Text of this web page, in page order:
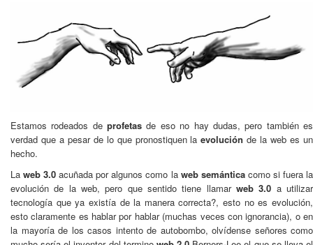
Estamos rodeados deprofetas de eso no hay dudas, pero también es
verdad que a pesar de lo que pronostiquen laevolución de la web es un
hecho.
Laweb 3.0 acuñada por algunos como la web semánticacomo si fuera la
evolución de la web, pero que sentido tiene llamar web 3.0 a utilizar
tecnología que ya existía de la manera correcta?, esto no es evolución,
esto claramente es hablar por hablar (muchas veces con ignorancia), o en
la mayoría de los casos intento de autobombo, olvídense señores como